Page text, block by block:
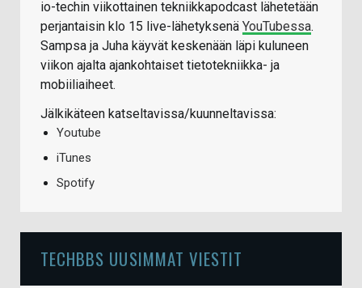
io-techin viikottainen tekniikkapodcast lähetetään
perjantaisin klo 15 live-lähetyksenä YouTubessa.
Sampsa ja Juha käyvät keskenään läpi kuluneen
viikon ajalta ajankohtaiset tietotekniikka- ja
mobiiliaiheet.
Jälkikäteen katseltavissa/kuunneltavissa:
Youtube
iTunes
Spotify
TECHBBS UUSIMMAT VIESTIT